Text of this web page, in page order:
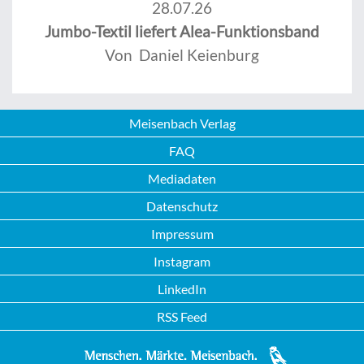
28.07.26
Jumbo-Textil liefert Alea-Funktionsband
Von Daniel Keienburg
Meisenbach Verlag
FAQ
Mediadaten
Datenschutz
Impressum
Instagram
LinkedIn
RSS Feed